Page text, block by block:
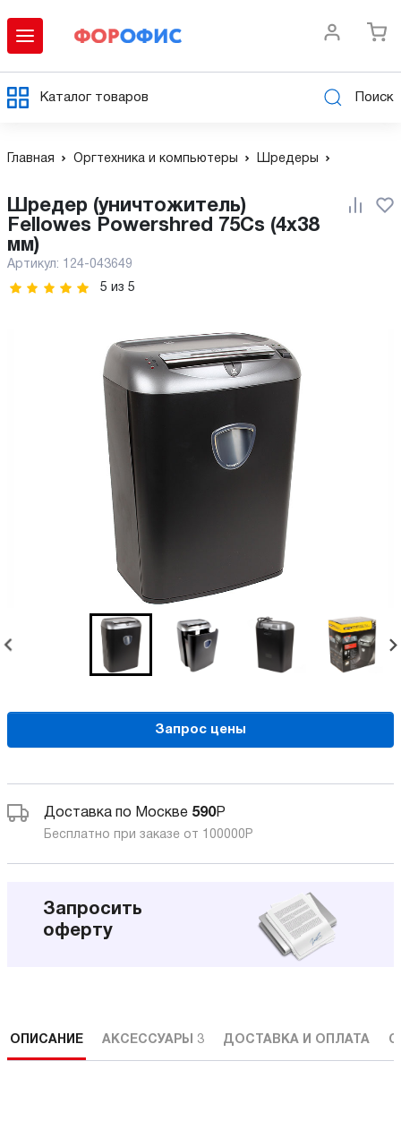
Каталог товаров Поиск
Главная Оргтехника и компьютеры Шредеры
Шредер (уничтожитель)
Fellowes Powershred 75Cs (4x38
мм)
Артикул: 124-043649
5 из 5
Запрос цены
Доставка по Москве 590Р
Бесплатно при заказе от 100000 Р
Запросить
оферту
ОПИСАНИЕ АКСЕССУАРЫ 3 ДОСТАВКА И ОПЛАТА